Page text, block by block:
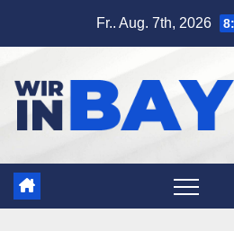
Fr.. Aug. 7th, 2026